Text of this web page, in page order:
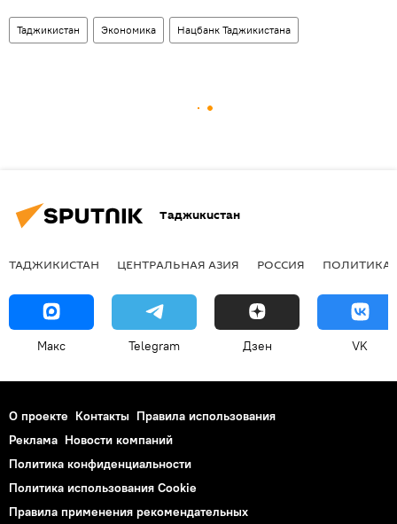
Таджикистан Экономика Нацбанк Таджикистана
Таджикистан
ТАДЖИКИСТАН ЦЕНТРАЛЬНАЯ АЗИЯ РОССИЯ ПОЛИТИКА
Макс Telegram Дзен VK
О проекте Контакты Правила использования
Реклама Новости компаний
Политика конфиденциальности
Политика использования Cookie
Правила применения рекомендательных